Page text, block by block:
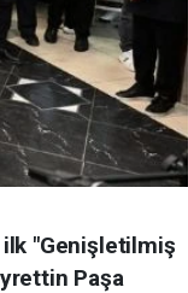
ilk "Genişletilmiş
Paşa